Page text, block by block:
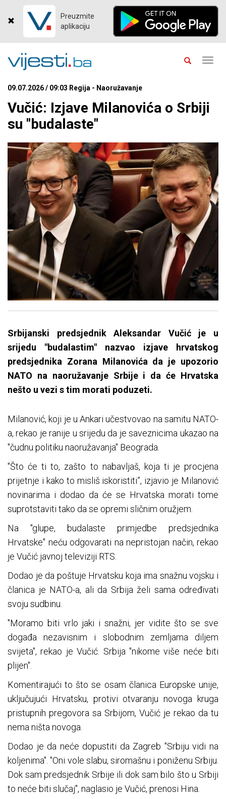
Preuzmite
aplikaciju
09.07.2026 / 09:03 Regija - Naoružavanje
Vučić: Izjave Milanovića o Srbiji
su "budalaste"
Srbijanski predsjednik Aleksandar Vučić je u
srijedu "budalastim" nazvao izjave hrvatskog
predsjednika Zorana Milanovića da je upozorio
NATO na naoružavanje Srbije i da će Hrvatska
nešto u vezi s tim morati poduzeti.
Milanović, koji je u Ankari učestvovao na samitu NATO-
a, rekao je ranije u srijedu da je saveznicima ukazao na
"čudnu politiku naoružavanja" Beograda.
"Što će ti to, zašto to nabavljaš, koja ti je procjena
prijetnje i kako to misliš iskoristiti”, izjavio je Milanović
novinarima i dodao da će se Hrvatska morati tome
suprotstaviti tako da se opremi sličnim oružjem.
Na "glupe, budalaste primjedbe predsjednika
Hrvatske" neću odgovarati na nepristojan način, rekao
je Vučić javnoj televiziji RTS.
Dodao je da poštuje Hrvatsku koja ima snažnu vojsku i
članica je NATO-a, ali da Srbija želi sama određivati
svoju sudbinu.
"Moramo biti vrlo jaki i snažni, jer vidite što se sve
događa nezavisnim i slobodnim zemljama diljem
svijeta", rekao je Vučić. Srbija "nikome više neće biti
plijen".
Komentirajući to što se osam članica Europske unije,
uključujući Hrvatsku, protivi otvaranju novoga kruga
pristupnih pregovora sa Srbijom, Vučić je rekao da tu
nema ništa novoga.
Dodao je da neće dopustiti da Zagreb "Srbiju vidi na
koljenima". "Oni vole slabu, siromašnu i poniženu Srbiju.
Dok sam predsjednik Srbije ili dok sam bilo što u Srbiji
to neće biti slučaj", naglasio je Vučić, prenosi Hina.